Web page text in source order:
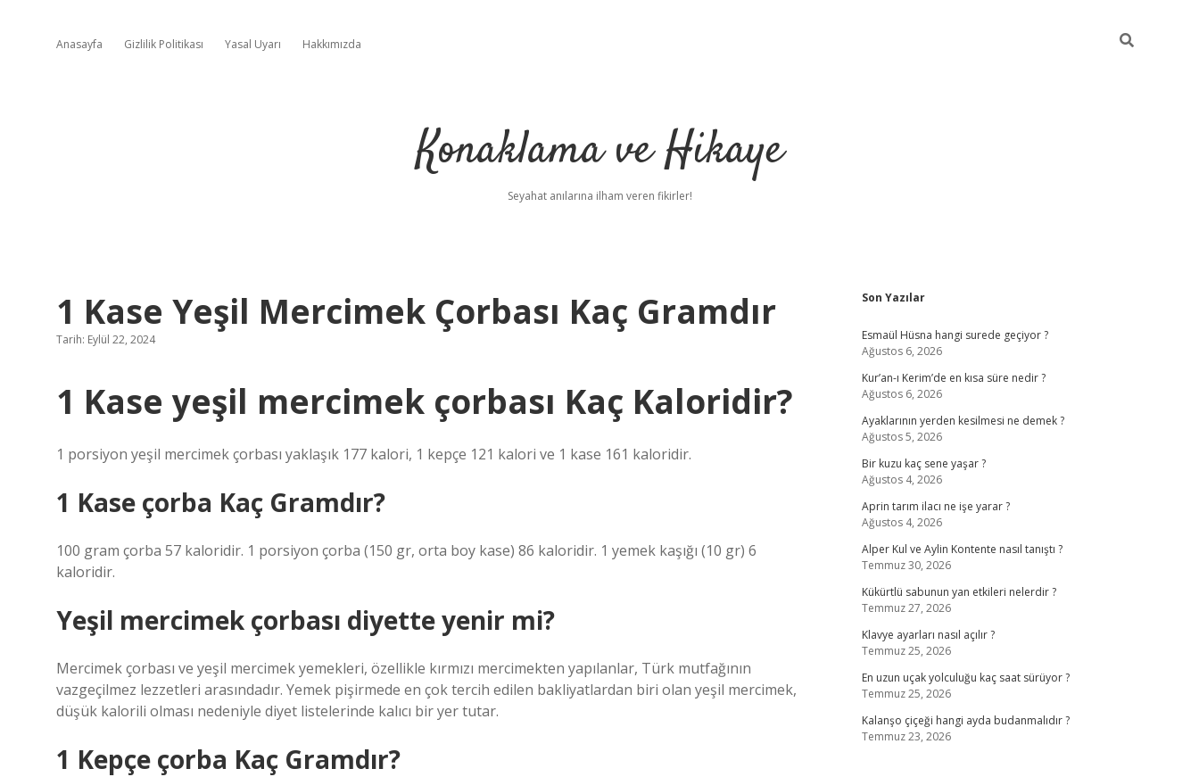
Anasayfa Gizlilik Politikası Yasal Uyarı Hakkımızda
Konaklama ve Hikaye
Seyahat anılarına ilham veren fikirler!
1 Kase Yeşil Mercimek Çorbası Kaç Gramdır
Tarih: Eylül 22, 2024
1 Kase yeşil mercimek çorbası Kaç Kaloridir?
1 porsiyon yeşil mercimek çorbası yaklaşık 177 kalori, 1 kepçe 121 kalori ve 1 kase 161 kaloridir.
1 Kase çorba Kaç Gramdır?
100 gram çorba 57 kaloridir. 1 porsiyon çorba (150 gr, orta boy kase) 86 kaloridir. 1 yemek kaşığı (10 gr) 6
kaloridir.
Yeşil mercimek çorbası diyette yenir mi?
Mercimek çorbası ve yeşil mercimek yemekleri, özellikle kırmızı mercimekten yapılanlar, Türk mutfağının
vazgeçilmez lezzetleri arasındadır. Yemek pişirmede en çok tercih edilen bakliyatlardan biri olan yeşil mercimek,
düşük kalorili olması nedeniyle diyet listelerinde kalıcı bir yer tutar.
1 Kepçe çorba Kaç Gramdır?
Sidebar
Son Yazılar
Esmaül Hüsna hangi surede geçiyor ?
Ağustos 6, 2026
Kur’an-ı Kerim’de en kısa süre nedir ?
Ağustos 6, 2026
Ayaklarının yerden kesilmesi ne demek ?
Ağustos 5, 2026
Bir kuzu kaç sene yaşar ?
Ağustos 4, 2026
Aprin tarım ilacı ne işe yarar ?
Ağustos 4, 2026
Alper Kul ve Aylin Kontente nasıl tanıştı ?
Temmuz 30, 2026
Kükürtlü sabunun yan etkileri nelerdir ?
Temmuz 27, 2026
Klavye ayarları nasıl açılır ?
Temmuz 25, 2026
En uzun uçak yolculuğu kaç saat sürüyor ?
Temmuz 25, 2026
Kalanşo çiçeği hangi ayda budanmalıdır ?
Temmuz 23, 2026
ilbet yeni giriş